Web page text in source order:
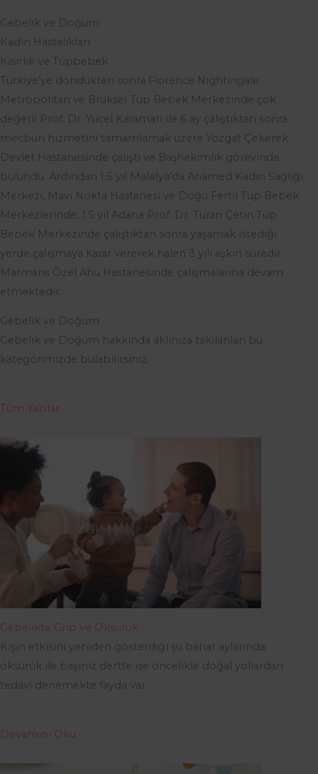
Gebelik ve Doğum
Kadın Hastalıkları
Kısırlık ve Tüpbebek
Türkiye’ye döndükten sonra Florence Nightingale
Metropolitan ve Brüksel Tüp Bebek Merkezinde çok
değerli Prof. Dr. Yücel Karaman ile 6 ay çalıştıktan sonra
mecburi hizmetini tamamlamak üzere Yozgat Çekerek
Devlet Hastanesinde çalıştı ve Başhekimlik görevinde
bulundu. Ardından 1.5 yıl Malatya’da Anamed Kadın Sağlığı
Merkezi, Mavi Nokta Hastanesi ve Doğu Fertil Tüp Bebek
Merkezlerinde; 1.5 yıl Adana Prof. Dr. Turan Çetin Tüp
Bebek Merkezinde çalıştıktan sonra yaşamak istediği
yerde çalışmaya karar vererek halen 3 yılı aşkın süredir
Marmaris Özel Ahu Hastanesinde çalışmalarına devam
etmektedir.
Gebelik ve Doğum
Gebelik ve Doğum hakkında aklınıza takılanları bu
kategorimizde bulabilirsiniz.
Tüm Yazılar
Gebelikte Grip ve Öksürük
Kışın etkisini yeniden gösterdiği şu bahar aylarında
öksürük ile başınız dertte ise öncelikle doğal yollardan
tedavi denemekte fayda var.
Devamını Oku